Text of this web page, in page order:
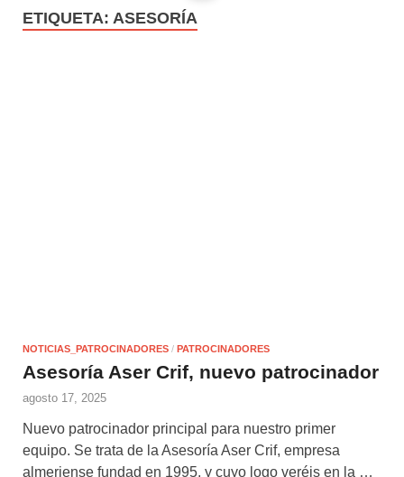
ETIQUETA: ASESORÍA
NOTICIAS_PATROCINADORES / PATROCINADORES
Asesoría Aser Crif, nuevo patrocinador
agosto 17, 2025
Nuevo patrocinador principal para nuestro primer
equipo. Se trata de la Asesoría Aser Crif, empresa
almeriense fundad en 1995, y cuyo logo veréis en la …